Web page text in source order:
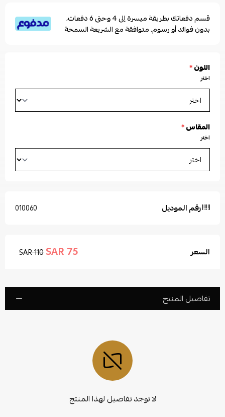
قسم دفعاتك بطريقة ميسرة إلى 4 وحتى 6 دفعات،
بدون فوائد أو رسوم. متوافقة مع الشريعة السمحة
اللون*
اختر
المقاس*
اختر
رقم الموديل 010060
السعر 75 SAR
110 SAR
تفاصيل المنتج
لا توجد تفاصيل لهذا المنتج